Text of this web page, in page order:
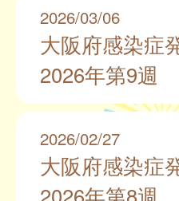
2026/03/06
大阪府感染症
2026年第9週
2026/02/27
大阪府感染症
2026年第8週